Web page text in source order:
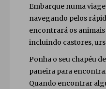
Embarque numa
navegando pelos
encontrará os
incluindo castores,
Ponha o seu chapéu
paneira para
Quando encontrar